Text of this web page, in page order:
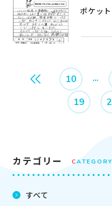
ポケッ
10
19
カテゴリー CATEGORY
すべて